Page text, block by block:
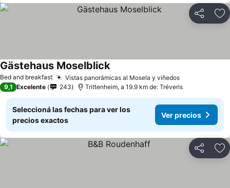
Compartir
Bed and breakfast Vistas panorámicas al Mosela y viñedos
Gästehaus Moselblick
9,1 Excelente 243 Trittenheim, a 19.9 km de: Tréveris
Seleccioná las fechas para ver los
precios exactos
Ver precios
Compartir